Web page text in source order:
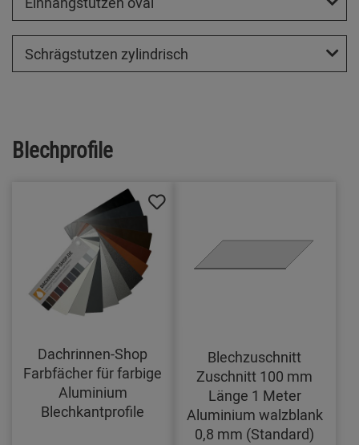
Schrägstutzen zylindrisch
Blechprofile
Dachrinnen-Shop
Farbfächer für farbige
Aluminium
Blechkantprofile
Blechzuschnitt
Zuschnitt 100 mm
Länge 1 Meter
Aluminium walzblank
0,8 mm (Standard)